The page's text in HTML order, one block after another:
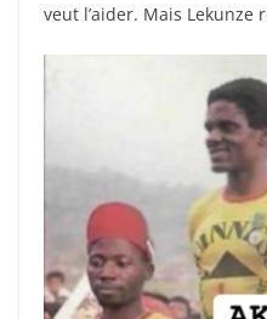
veut l’aider. Mais Lekunze